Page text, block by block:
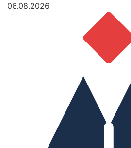
06.08.2026